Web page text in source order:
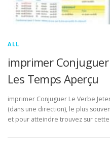
ALL
imprimer Conjuguer
Les Temps Aperçu
imprimer Conjuguer Le Verbe
(dans une direction), le plus
et pour atteindre trouvez sur